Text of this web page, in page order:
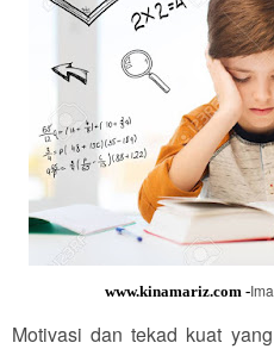
www.kinamariz.com -
Motivasi dan tekad kuat